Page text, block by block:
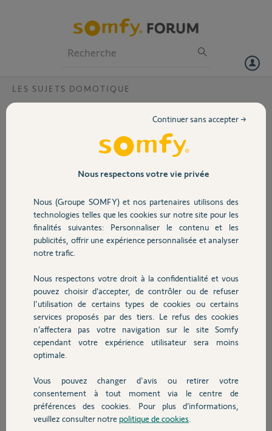
Volet
Sécurité
Domotique
Chauffage
Autres produits
Devis avec un pro
Contact
LES SUJETS DOMOTIQUE
Problème de connection Box Tahoma avec
J'ai une box Tahoma avec 2 équipements RTS : un volet et une
s'allume pas et ne s'éteint pas systématiquement à partir des
J'ai donc décidé de réinitialiser la box.
Depuis, avec la box, le volet fonctionne très bien, par contre
impossible de faire refonctionner la douille...
La douille fonctionne très bien à partir d'une télécommande
Merci pour votre aide !
il y a presque 6 ans
Participer au fil de discussion
Réponses
Nous respectons votre vie privée
Nous (Groupe SOMFY) et nos partenaires utilisons des
technologies telles que les cookies sur notre site pour les
finalités suivantes: Personnaliser le contenu et les
publicités, offrir une expérience personnalisée et analyser
notre trafic.
Nous respectons votre droit à la confidentialité et vous
pouvez choisir d’accepter, de contrôler ou de refuser
l'utilisation de certains types de cookies ou certains
services proposés par des tiers. Le refus des cookies
n’affectera pas votre navigation sur le site Somfy
cependant votre expérience utilisateur sera moins
optimale.
Vous pouvez changer d'avis ou retirer votre
consentement à tout moment via le centre de
préférences des cookies. Pour plus d’informations,
veuillez consulter notre politique de cookies
Continuer sans accepter →